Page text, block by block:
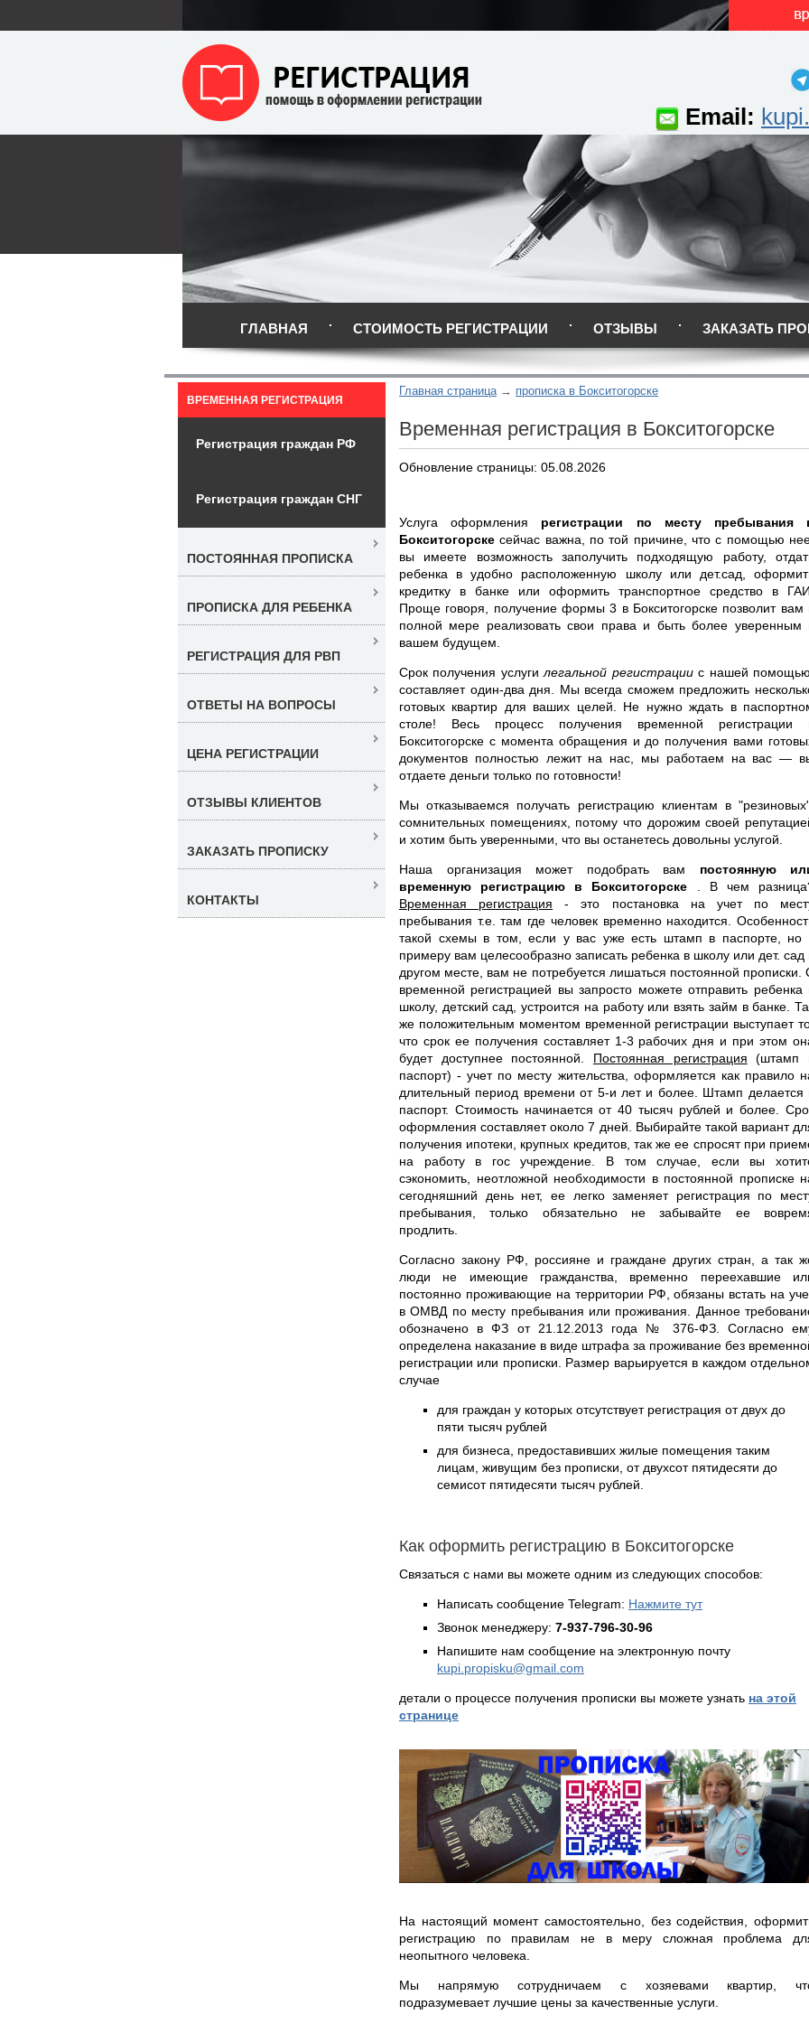
Email:
ГЛАВНАЯ СТОИМОСТЬ РЕГИСТРАЦИИ ОТЗЫВЫ ЗАКАЗАТЬ
Главная страница прописка в Бокситогорске
Временная регистрация в Бокситогорске
Обновление страницы: 05.08.2026
Услуга оформления регистрации по месту пребывания
Бокситогорскесейчас важна, по той причине, что с помощью
вы имеете возможность заполучить подходящую работу,
ребенка в удобно расположенную школу или дет.сад,
кредитку в банке или оформить транспортное средство в ГАИ.
Проще говоря, получение формы 3 в Бокситогорске позволит вам
полной мере реализовать свои права и быть более уверенным
вашем будущем.
Срок получения услугилегальной регистрациис нашей помощью,
составляет один-два дня. Мы всегда сможем предложить
готовых квартир для ваших целей. Не нужно ждать в
столе! Весь процесс получения временной регистрации
Бокситогорске с момента обращения и до получения вами
документов полностью лежит на нас, мы работаем на вас —
отдаете деньги только по готовности!
Мы отказываемся получать регистрацию клиентам в
сомнительных помещениях, потому что дорожим своей
и хотим быть уверенными, что вы останетесь довольны услугой.
Наша организация может подобрать вам постоянную
временную регистрацию в Бокситогорске
. В чем
Временная регистрация - это постановка на учет по
пребывания т.е. там где человек временно находится.
такой схемы в том, если у вас уже есть штамп в паспорте, но
примеру вам целесообразно записать ребенка в школу или дет. сад
другом месте, вам не потребуется лишаться постоянной прописки.
временной регистрацией вы запросто можете отправить ребенка
школу, детский сад, устроится на работу или взять займ в банке.
же положительным моментом временной регистрации выступает
что срок ее получения составляет 1-3 рабочих дня и при этом
будет доступнее постоянной. Постоянная регистрация (штамп
паспорт) - учет по месту жительства, оформляется как правило
длительный период времени от 5-и лет и более. Штамп делается
паспорт. Стоимость начинается от 40 тысяч рублей и более.
оформления составляет около 7 дней. Выбирайте такой вариант
получения ипотеки, крупных кредитов, так же ее спросят при
на работу в гос учреждение. В том случае, если вы
сэкономить, неотложной необходимости в постоянной прописке
сегодняшний день нет, ее легко заменяет регистрация по
пребывания, только обязательно не забывайте ее
продлить.
Согласно закону РФ, россияне и граждане других стран, а так
люди не имеющие гражданства, временно переехавшие
постоянно проживающие на территории РФ, обязаны встать на
в ОМВД по месту пребывания или проживания. Данное
обозначено в ФЗ от 21.12.2013 года № 376-ФЗ. Согласно
определена наказание в виде штрафа за проживание без
регистрации или прописки. Размер варьируется в каждом
случае
для граждан у которых отсутствует регистрация от двух до
пяти тысяч рублей
для бизнеса, предоставивших жилые помещения таким
лицам, живущим без прописки, от двухсот пятидесяти до
семисот пятидесяти тысяч рублей.
Как оформить регистрацию в Бокситогорске
Связаться с нами вы можете одним из следующих способов:
Написать сообщение Telegram: Нажмите тут
Звонок менеджеру: 7-937-796-30-96
Напишите нам сообщение на электронную почту
kupi.propisku@gmail.com
детали о процессе получения прописки вы можете узнать на этой
странице
На настоящий момент самостоятельно, без содействия,
регистрацию по правилам не в меру сложная проблема
неопытного человека.
Мы напрямую сотрудничаем с хозяевами квартир,
подразумевает лучшие цены за качественные услуги.
ВРЕМЕННАЯ РЕГИСТРАЦИЯ
Регистрация граждан РФ
Регистрация граждан СНГ
ПОСТОЯННАЯ ПРОПИСКА
ПРОПИСКА ДЛЯ РЕБЕНКА
РЕГИСТРАЦИЯ ДЛЯ РВП
ОТВЕТЫ НА ВОПРОСЫ
ЦЕНА РЕГИСТРАЦИИ
ОТЗЫВЫ КЛИЕНТОВ
ЗАКАЗАТЬ ПРОПИСКУ
КОНТАКТЫ